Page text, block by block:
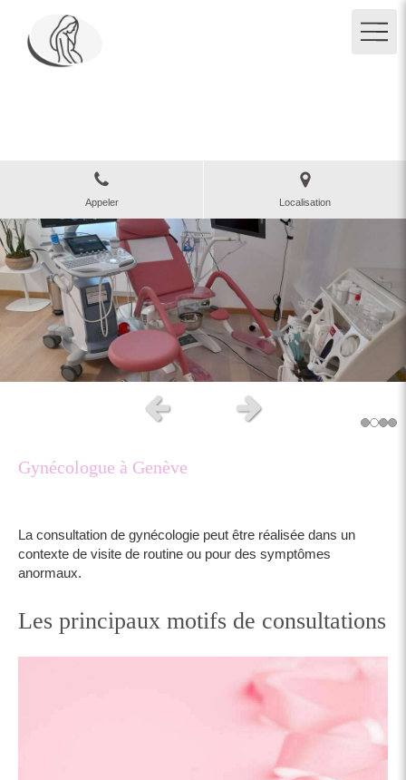
Appeler Localisation
Slide précédentSlide suivant
Gynécologue à Genève
La consultation de gynécologie peut être réalisée dans un
contexte de visite de routine ou pour des symptômes
anormaux.
Les principaux motifs de consultations